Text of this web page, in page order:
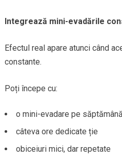
Integrează mini-evadările
Efectul real apare atunci când
constante.
Poți începe cu:
o mini-evadare pe săptămână
câteva ore dedicate ție
obiceiuri mici, dar repetate